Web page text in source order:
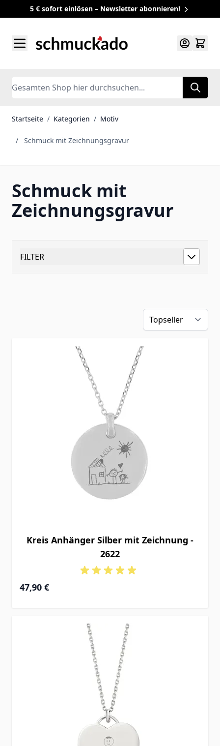
5 € sofort einlösen – Newsletter abonnieren!
Search
Startseite / Kategorien / Motiv
/ Schmuck mit Zeichnungsgravur
Schmuck mit
Zeichnungsgravur
FILTER
Kreis Anhänger Silber mit Zeichnung -
2622
47,90 €